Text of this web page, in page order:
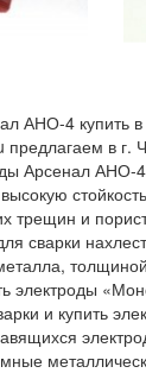
АНО-4 купить
в г.
Арсенал АНО-
трещин и
сварки
электроды
и купить